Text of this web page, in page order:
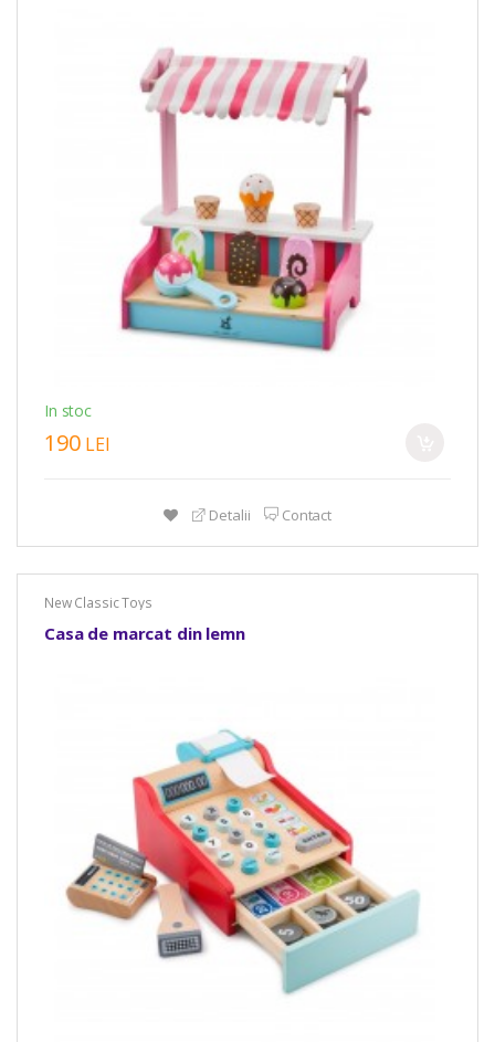
In stoc
190 LEI
Detalii Contact
New Classic Toys
Casa de marcat din lemn